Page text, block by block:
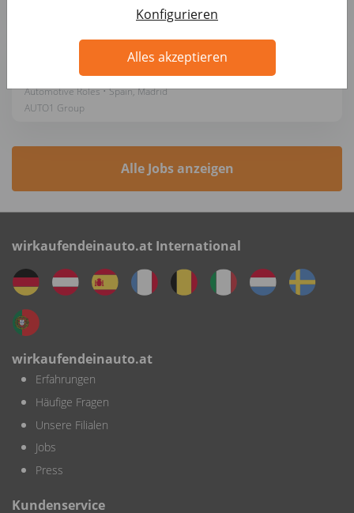
Konfigurieren
Alles akzeptieren
Operations Project Manager (Logistics &
Production)
Automotive Roles • Spain, Madrid
AUTO1 Group
Alle Jobs anzeigen
wirkaufendeinauto.at International
wirkaufendeinauto.at
Erfahrungen
Häufige Fragen
Unsere Filialen
Jobs
Press
Kundenservice